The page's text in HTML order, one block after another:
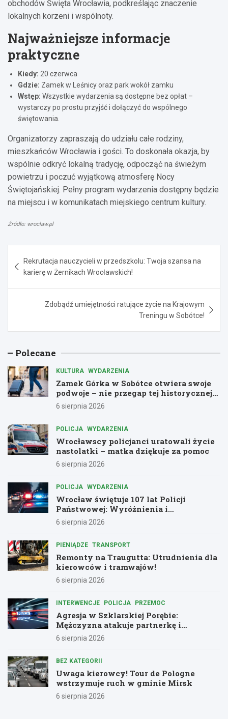
obchodów Święta Wrocławia, podkreślając znaczenie
lokalnych korzeni i wspólnoty.
Najważniejsze informacje
praktyczne
Kiedy: 20 czerwca
Gdzie: Zamek w Leśnicy oraz park wokół zamku
Wstęp: Wszystkie wydarzenia są dostępne bez opłat –
wystarczy po prostu przyjść i dołączyć do wspólnego
świętowania.
Organizatorzy zapraszają do udziału całe rodziny,
mieszkańców Wrocławia i gości. To doskonała okazja, by
wspólnie odkryć lokalną tradycję, odpocząć na świeżym
powietrzu i poczuć wyjątkową atmosferę Nocy
Świętojańskiej. Pełny program wydarzenia dostępny będzie
na miejscu i w komunikatach miejskiego centrum kultury.
Źródło: wroclaw.pl
wpisu
Rekrutacja nauczycieli w przedszkolu: Twoja szansa na
karierę w Żernikach Wrocławskich!
Zdobądź umiejętności ratujące życie na Krajowym
Treningu w Sobótce!
Polecane
KULTURA WYDARZENIA
Zamek Górka w Sobótce otwiera swoje
podwoje – nie przegap tej historycznej
przygody!
6 sierpnia 2026
POLICJA WYDARZENIA
Wrocławscy policjanci uratowali życie
nastolatki – matka dziękuje za pomoc
6 sierpnia 2026
POLICJA WYDARZENIA
Wrocław świętuje 107 lat Policji
Państwowej: Wyróżnienia i
podziękowania dla bohaterów służby
6 sierpnia 2026
PIENIĄDZE TRANSPORT
Remonty na Traugutta: Utrudnienia dla
kierowców i tramwajów!
6 sierpnia 2026
INTERWENCJE POLICJA PRZEMOC
Agresja w Szklarskiej Porębie:
Mężczyzna atakuje partnerkę i
policjantów butelką
6 sierpnia 2026
BEZ KATEGORII
Uwaga kierowcy! Tour de Pologne
wstrzymuje ruch w gminie Mirsk
6 sierpnia 2026